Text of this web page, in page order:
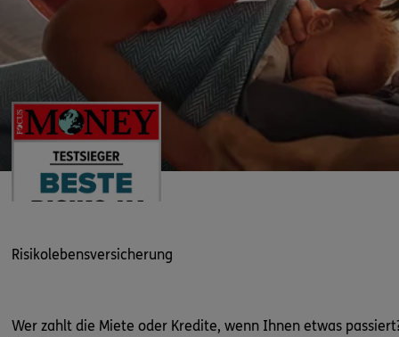
Bequem online oder telefonisch.
0800 / 3746 095
Mo–Sa 7–20 Uhr (gebührenfrei)
ERGO Berater finden
Risikolebensversicherung
Wer zahlt die Miete oder Kredite, wenn Ihnen etwas